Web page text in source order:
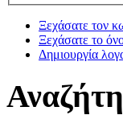
Ξεχάσατε τον
Ξεχάσατε το
Δημιουργία